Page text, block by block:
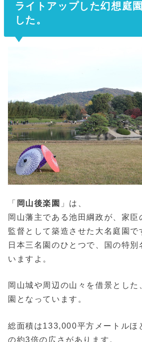
ライトアップした幻想庭
した。
「 岡山後楽園 」は、
岡山藩主である池田綱政が、家臣
監督として築造させた大名庭園で
日本三名園のひとつで、国の特別
いますよ。
岡山城や周辺の山々を借景とした
園となっています。
総面積は133,000平方メートルほ
の約3倍の広さがあります。